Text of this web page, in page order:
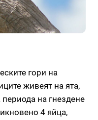
гори на
живеят на ята,
на гнездене
4 яйца,